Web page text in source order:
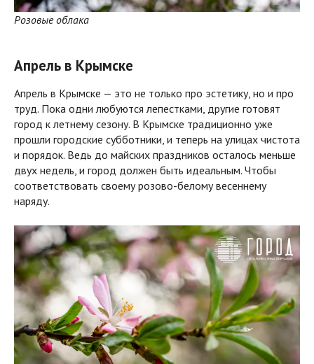
Розовые облака
Апрель в Крымске
Апрель в Крымске — это не только про эстетику, но и про
труд. Пока одни любуются лепестками, другие готовят
город к летнему сезону. В Крымске традиционно уже
прошли городские субботники, и теперь на улицах чистота
и порядок. Ведь до майских праздников осталось меньше
двух недель, и город должен быть идеальным. Чтобы
соответствовать своему розово-белому весеннему
наряду.